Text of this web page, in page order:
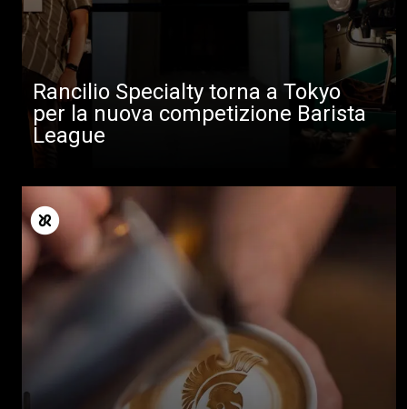
Rancilio Specialty torna a Tokyo
per la nuova competizione Barista
League